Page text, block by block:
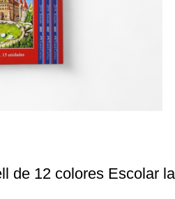
de 12 colores Escolar